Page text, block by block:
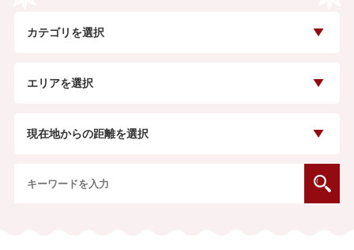
カテゴリを選択
エリアを選択
現在地からの距離を選択